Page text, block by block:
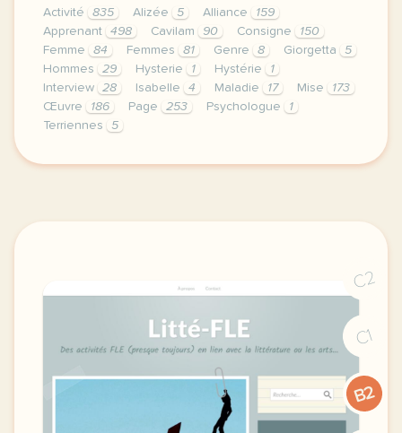
Activité 835 Alizée 5 Alliance
159
Apprenant
498 Cavilam 90 Consigne
150
Femme
84 Femmes 81 Genre 8 Giorgetta
5
Hommes
29 Hysterie 1 Hystérie
1
Interview
28 Isabelle 4 Maladie 17 Mise
173
Œuvre
186 Page 253 Psychologue
1
Terriennes
5
le respect de votre vie privee est une priorite
C2
C1
B2